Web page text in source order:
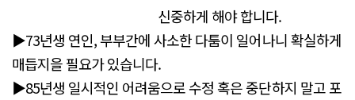
신중하게 해야 합니다.
▶73년생 연인, 부부간에 사소한 다툼이 일어나니 확실하게
매듭지을 필요가 있습니다.
▶85년생 일시적인 어려움으로 수정 혹은 중단하지 말고 포